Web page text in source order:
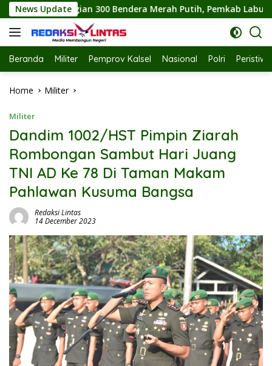
Skip
to
content
News Update
Merah Putih, Pemkab Labuhanbatu Semarakkan HUT RI ke-
Beranda Militer Pemprov Kalsel Nasional Polri
Home Militer
Militer
Dandim 1002/HST Pimpin Ziarah
Rombongan Sambut Hari Juang
TNI AD Ke 78 Di Taman Makam
Pahlawan Kusuma Bangsa
Redaksi Lintas
14 December 2023